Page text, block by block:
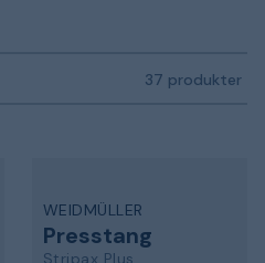
37 produkter
WEIDMÜLLER
Presstang
Stripax Plus